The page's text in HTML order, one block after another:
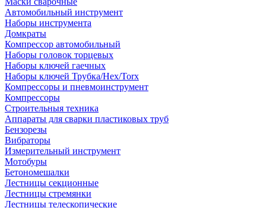
Автомобильный инструмент
Наборы инструмента
Домкраты
Компрессор автомобильный
Наборы головок торцевых
Наборы ключей гаечных
Наборы ключей Трубка/Hex/Torx
Компрессоры и пневмоинструмент
Компрессоры
Строительныя техника
Аппараты для сварки пластиковых труб
Бензорезы
Вибраторы
Измерительный инструмент
Мотобуры
Бетономешалки
Лестницы секционные
Лестницы стремянки
Лестницы телескопические